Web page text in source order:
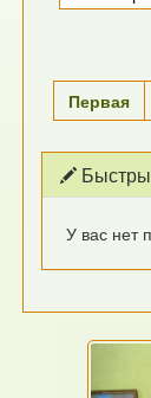
Первая
У вас нет